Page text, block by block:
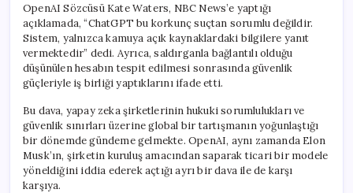
OpenAI Sözcüsü Kate Waters, NBC News’e yaptığı
açıklamada, “ChatGPT bu korkunç suçtan sorumlu değildir.
Sistem, yalnızca kamuya açık kaynaklardaki bilgilere yanıt
vermektedir” dedi. Ayrıca, saldırganla bağlantılı olduğu
düşünülen hesabın tespit edilmesi sonrasında güvenlik
güçleriyle iş birliği yaptıklarını ifade etti.
Bu dava, yapay zeka şirketlerinin hukuki sorumlulukları ve
güvenlik sınırları üzerine global bir tartışmanın yoğunlaştığı
bir dönemde gündeme gelmekte. OpenAI, aynı zamanda Elon
Musk’ın, şirketin kuruluş amacından saparak ticari bir modele
yöneldiğini iddia ederek açtığı ayrı bir dava ile de karşı
karşıya.